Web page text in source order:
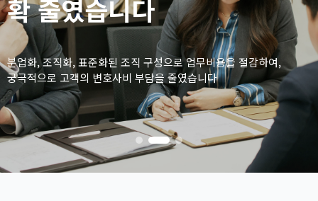
분업화, 조직화, 표준화된 조직 구성으로 업무비용을 절감하여,